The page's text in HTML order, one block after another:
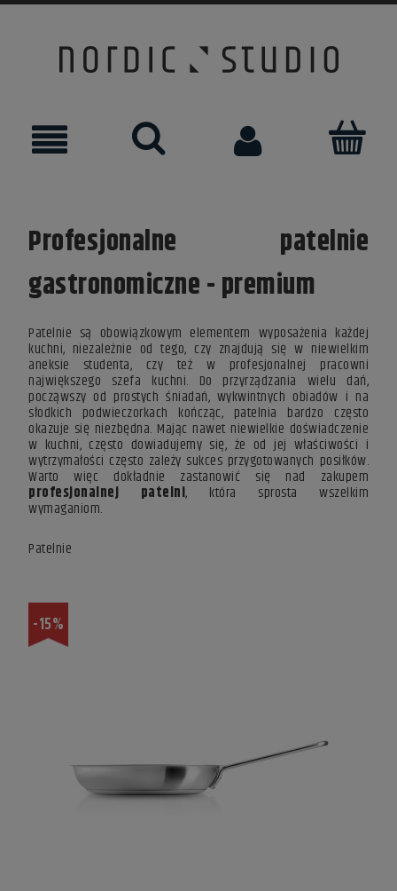
Profesjonalne patelnie
gastronomiczne - premium
Patelnie są obowiązkowym elementem wyposażenia każdej
kuchni, niezależnie od tego, czy znajdują się w niewielkim
aneksie studenta, czy też w profesjonalnej pracowni
największego szefa kuchni. Do przyrządzania wielu dań,
począwszy od prostych śniadań, wykwintnych obiadów i na
słodkich podwieczorkach kończąc, patelnia bardzo często
okazuje się niezbędna. Mając nawet niewielkie doświadczenie
w kuchni, często dowiadujemy się, że od jej właściwości i
wytrzymałości często zależy sukces przygotowanych posiłków.
Warto więc dokładnie zastanowić się nad zakupem
profesjonalnej patelni, która sprosta wszelkim
wymaganiom.
Patelnie
-15%